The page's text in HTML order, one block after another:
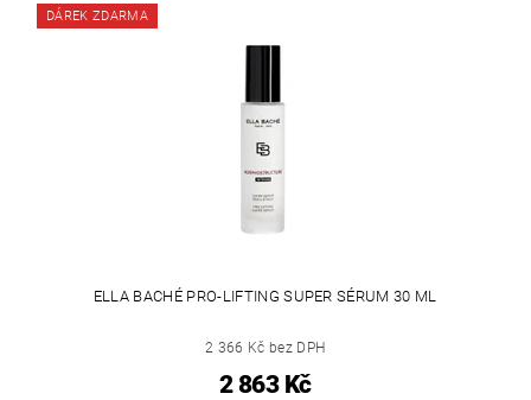
DÁREK ZDARMA
ELLA BACHÉ PRO-LIFTING SUPER SÉRUM 30 ML
2 366 Kč bez DPH
2 863 Kč